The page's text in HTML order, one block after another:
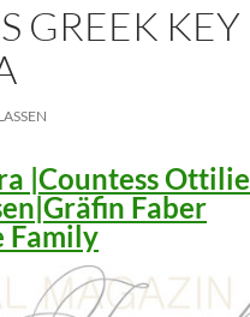
GREEK KEY
|Countess Ottilie
Faber
Family